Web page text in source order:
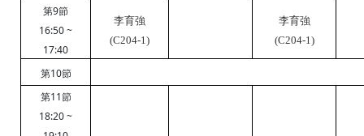
第9節
16:50 ~
17:40
李育強
(C204-1)
李育強
(C204-1)
第10節
第11節
18:20 ~